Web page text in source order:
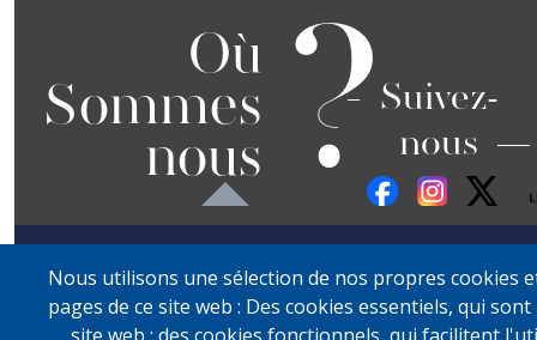
Où
Sommes
nous ?Suivez-
nous
Nous utilisons une sélection de nos propres cookies
pages de ce site web : Des cookies essentiels, qui